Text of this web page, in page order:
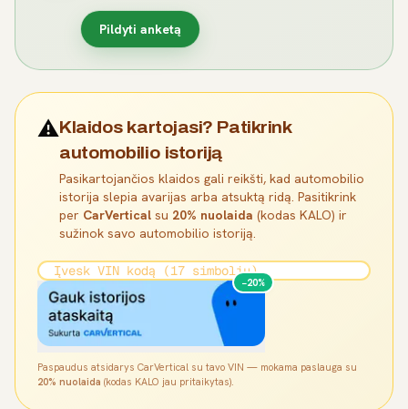
Pildyti anketą
⚠️Klaidos kartojasi? Patikrink
automobilio istoriją
Pasikartojančios klaidos gali reikšti, kad automobilio
istorija slepia avarijas arba atsuktą ridą. Pasitikrink
per CarVertical su 20% nuolaida (kodas KALO) ir
sužinok savo automobilio istoriją.
−20%
Paspaudus atsidarys CarVertical su tavo VIN — mokama paslauga su
20% nuolaida (kodas KALO jau pritaikytas).